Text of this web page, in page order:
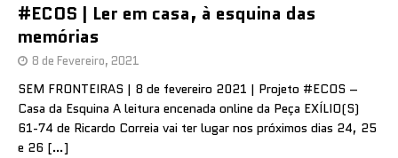
#ECOS | Ler em casa, à esquina das
memórias
8 de Fevereiro, 2021
SEM FRONTEIRAS | 8 de fevereiro 2021 | Projeto #ECOS –
Casa da Esquina A leitura encenada online da Peça EXÍLIO(S)
61-74 de Ricardo Correia vai ter lugar nos próximos dias 24, 25
e 26 […]